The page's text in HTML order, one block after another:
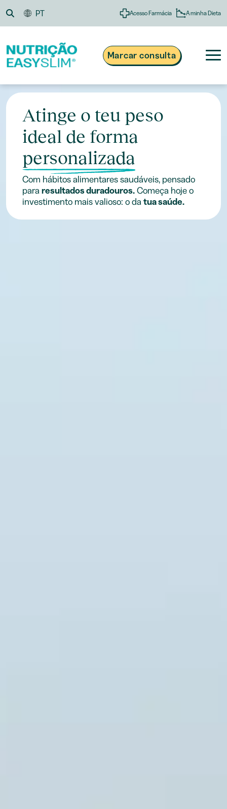
to
content
PT Acesso Farmácia A minha Dieta
Marcar consulta
Nutrição Easyslim
Obesidade e Excesso de Peso
Suplementos e Alimentação
Blogue
808 200 134Custo de chamada local
Dias úteis das 09h às 13h e das 14h às 18h
Atinge o teu peso
ideal de forma
personalizada
Com hábitos alimentares saudáveis, pensado
pararesultados duradouros.Começa hoje o
investimento mais valioso: o datua saúde.